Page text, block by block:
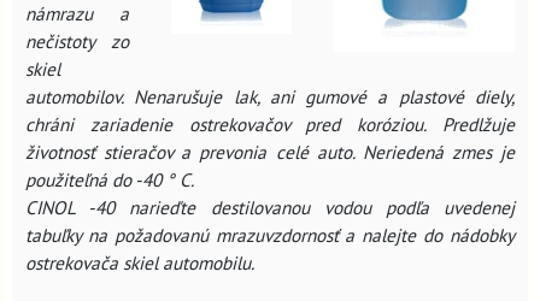
námrazu a
nečistoty zo
skiel
automobilov. Nenarušuje lak, ani gumové a plastové diely,
chráni zariadenie ostrekovačov pred koróziou. Predlžuje
životnosť stieračov a prevonia celé auto. Neriedená zmes je
použiteľná do -40 ° C.
CINOL -40 narieďte destilovanou vodou podľa uvedenej
tabuľky na požadovanú mrazuvzdornosť a nalejte do nádobky
ostrekovača skiel automobilu.